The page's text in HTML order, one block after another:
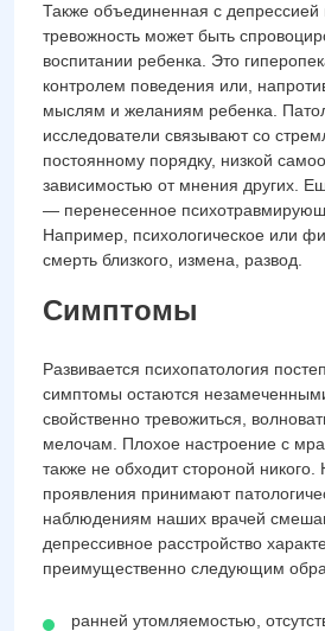
Также объединенная с
тревожность может быть
воспитании ребенка. Это
контролем поведения или,
мыслям и желаниям ребенка.
исследователи связывают со
постоянному порядку, низкой
зависимостью от мнения других.
— перенесенное
Например, психологическое или
смерть близкого, измена, развод.
Симптомы
Развивается психопатология
симптомы остаются
свойственно тревожиться,
мелочам. Плохое настроение с
также не обходит стороной
проявления принимают
наблюдениям наших врачей
депрессивное расстройство
преимущественно следующим
ранней утомляемостью,